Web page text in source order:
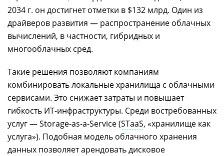
2034 г. он достигнет отметки в $132 млрд. Один из
драйверов развития — распространение облачных
вычислений, в частности, гибридных и
многооблачных сред.
Такие решения позволяют компаниям
комбинировать локальные хранилища с облачными
сервисами. Это снижает затраты и повышает
гибкость ИТ-инфраструктуры. Среди востребованных
услуг — Storage-as-a-Service (STaaS, «хранилище как
услуга»). Подобная модель облачного хранения
данных позволяет арендовать дисковое